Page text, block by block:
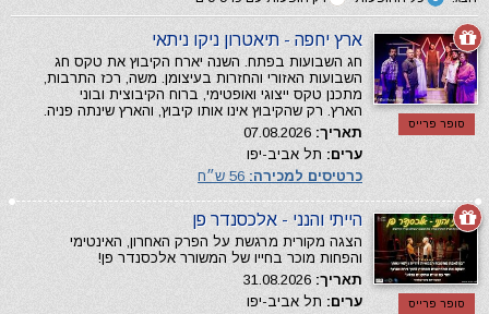
סופר פרייס
ארץ יחפה - תיאטרון ניקו ניתאי
חג השבועות בפתח. השנה יארח הקיבוץ את טקס חג
השבועות האזורי והחזרות בעיצומן. משה, רכז התרבות,
מתכנן טקס ייצוגי ואופטימי, ברוח הקיבוצית ובוני
הארץ. רק שהקיבוץ אינו אותו קיבוץ, והארץ שינתה פניה.
תאריך:
ערים: תל אביב-יפו
כרטיסים למכירה:
סופר פרייס
הייתי והנני - אלכסנדר פן
הצגה מקורית מרגשת על הפרק האחרון, האינטימי
והפחות מוכר בחייו של המשורר אלכסנדר פן!
תאריך:
ערים: תל אביב-יפו